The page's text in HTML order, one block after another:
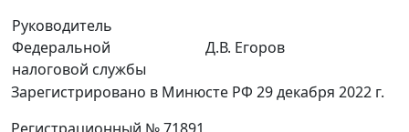
Руководитель
Федеральной
налоговой службы
Д.В. Егоров
Зарегистрировано в Минюсте РФ 29 декабря 2022 г.